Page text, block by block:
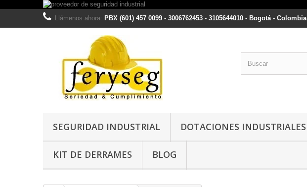
Llámenos ahora: PBX (601) 457 0099 - 3006762453 - 3105644010 - Bogotá - Colombia
SEGURIDAD INDUSTRIAL DOTACIONES INDUSTRIALES
KIT DE DERRAMES BLOG